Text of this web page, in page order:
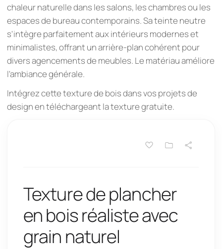
chaleur naturelle dans les salons, les chambres ou les
espaces de bureau contemporains. Sa teinte neutre
s'intègre parfaitement aux intérieurs modernes et
minimalistes, offrant un arrière-plan cohérent pour
divers agencements de meubles. Le matériau améliore
l'ambiance générale.
Intégrez cette texture de bois dans vos projets de
design en téléchargeant la texture gratuite.
Texture de plancher
en bois réaliste avec
grain naturel